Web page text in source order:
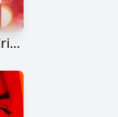
Irracional: A Ciência do Crime